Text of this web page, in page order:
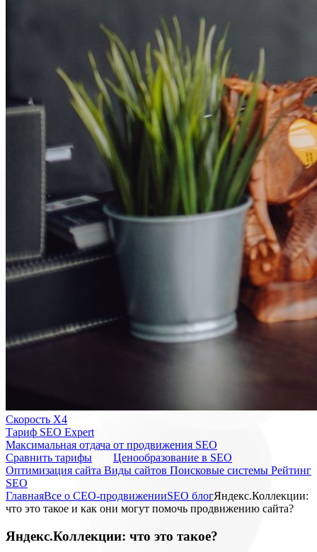
Скорость Х4
Тариф SEO Expert
Максимальная отдача от продвижения SEO
Cравнить тарифы
Ценообразование в SEO
Оптимизация сайта Виды сайтов Поисковые системы Рейтинг
SEO
ГлавнаяВсе о СЕО-продвиженииSEO блогЯндекс.Коллекции:
что это такое и как они могут помочь продвижению сайта?
Яндекс.Коллекции: что это такое?